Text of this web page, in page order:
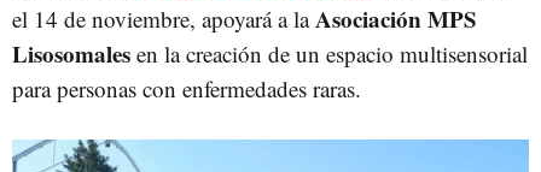
el 14 de noviembre, apoyará a laAsociación MPS
Lisosomales en la creación de un espacio multisensorial
para personas con enfermedades raras.